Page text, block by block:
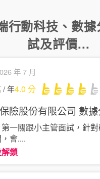
行動科技 、 數據
試及評價...
年 7 月
/ 年4.0 分
險股份有限公司 數
一關跟小主管面試，針
會....
鎖